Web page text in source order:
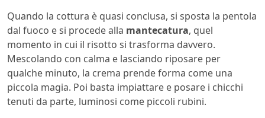
Quando la cottura è quasi conclusa, si sposta la pentola
dal fuoco e si procede alla mantecatura, quel
momento in cui il risotto si trasforma davvero.
Mescolando con calma e lasciando riposare per
qualche minuto, la crema prende forma come una
piccola magia. Poi basta impiattare e posare i chicchi
tenuti da parte, luminosi come piccoli rubini.